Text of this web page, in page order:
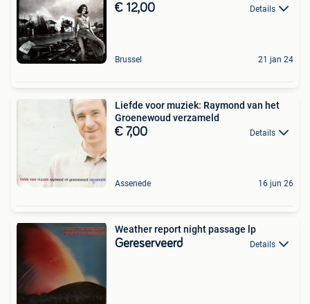
€ 12,00 Details
Brussel 21 jan 24
Liefde voor muziek: Raymond van het
Groenewoud verzameld
€ 7,00 Details
Assenede 16 jun 26
Weather report night passage lp
Gereserveerd Details